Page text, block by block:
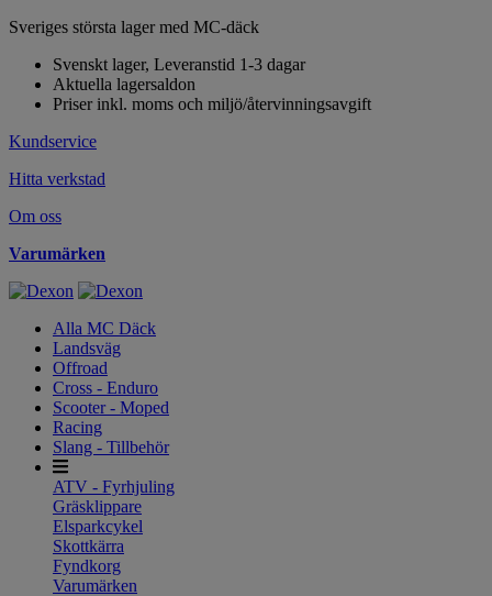
Sveriges största lager med MC-däck
Svenskt lager, Leveranstid 1-3 dagar
Aktuella lagersaldon
Priser inkl. moms och miljö/återvinningsavgift
Kundservice
Hitta verkstad
Om oss
Varumärken
Alla MC Däck
Landsväg
Offroad
Cross - Enduro
Scooter - Moped
Racing
Slang - Tillbehör
ATV - Fyrhjuling
Gräsklippare
Elsparkcykel
Skottkärra
Fyndkorg
Varumärken